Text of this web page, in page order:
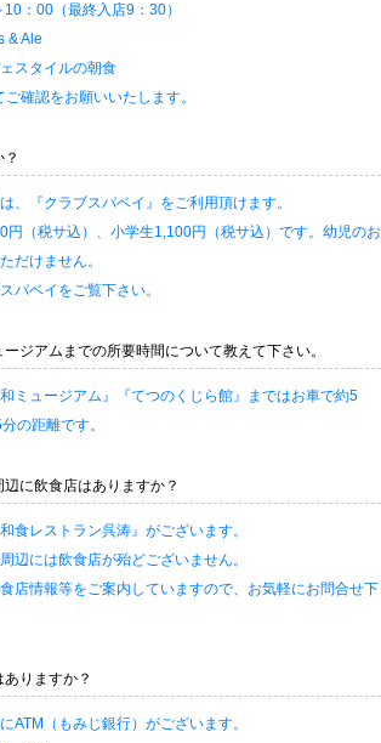
：00（最終入店9：30）
& Ale
スタイルの朝食
確認をお願いいたします。
、『クラブスパベイ』をご利用頂けます。
円（税サ込）、小学生1,100円（税サ込）です。幼児のお
だけません。
パベイをご覧下さい。
ジアムまでの所要時間について教えて下さい。
ミュージアム』『てつのくじら館』まではお車で約5
の距離です。
に飲食店はありますか？
食レストラン呉涛』がございます。
辺には飲食店が殆どございません。
店情報等をご案内していますので、お気軽にお問合せ下
りますか？
ATM（もみじ銀行）がございます。